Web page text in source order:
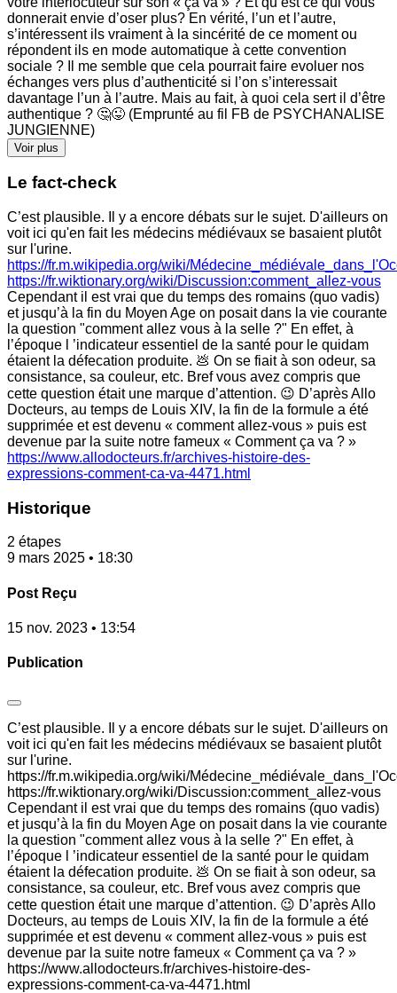
donnerait envie d’oser plus? En vérité, l’un et l’autre,
s’intéressent ils vraiment à la sincérité de ce moment ou
répondent ils en mode automatique à cette convention
sociale ? Il me semble que cela pourrait faire evoluer nos
échanges vers plus d’authenticité si l’on s’interessait
davantage l’un à l’autre. Mais au fait, à quoi cela sert il d’être
authentique ? 🤔😜 (Emprunté au fil FB de PSYCHANALISE
JUNGIENNE)
Voir plus
Le fact-check
C’est plausible. Il y a encore débats sur le sujet. D'ailleurs on
voit ici qu'en fait les médecins médiévaux se basaient plutôt
sur l'urine.
https://fr.m.wikipedia.org/wiki/
https://fr.wiktionary.org/wiki/Discussion:comment_allez-vous
Cependant il est vrai que du temps des romains (quo vadis)
et jusqu’à la fin du Moyen Age on posait dans la vie courante
la question "comment allez vous à la selle ?" En effet, à
l’époque l ’indicateur essentiel de la santé pour le quidam
étaient la défecation produite. 💩 On se fiait à son odeur, sa
consistance, sa couleur, etc. Bref vous avez compris que
cette question était une marque d’attention. 😉 D’après Allo
Docteurs, au temps de Louis XIV, la fin de la formule a été
supprimée et est devenu « comment allez-vous » puis est
devenue par la suite notre fameux « Comment ça va ? »
https://www.allodocteurs.fr/archives-histoire-des-
expressions-comment-ca-va-4471.html
Historique
2 étapes
9 mars 2025 • 18:30
Post Reçu
15 nov. 2023 • 13:54
Publication
C’est plausible. Il y a encore débats sur le sujet. D'ailleurs on
voit ici qu'en fait les médecins médiévaux se basaient plutôt
sur l'urine.
https://fr.m.wikipedia.org/wiki/
https://fr.wiktionary.org/wiki/Discussion:comment_allez-vous
Cependant il est vrai que du temps des romains (quo vadis)
et jusqu’à la fin du Moyen Age on posait dans la vie courante
la question "comment allez vous à la selle ?" En effet, à
l’époque l ’indicateur essentiel de la santé pour le quidam
étaient la défecation produite. 💩 On se fiait à son odeur, sa
consistance, sa couleur, etc. Bref vous avez compris que
cette question était une marque d’attention. 😉 D’après Allo
Docteurs, au temps de Louis XIV, la fin de la formule a été
supprimée et est devenu « comment allez-vous » puis est
devenue par la suite notre fameux « Comment ça va ? »
https://www.allodocteurs.fr/archives-histoire-des-
expressions-comment-ca-va-4471.html